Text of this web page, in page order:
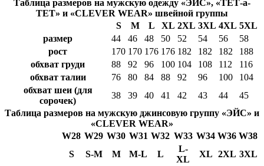
Таблица размеров на мужскую одежду «ЭЙС», «ТЕТ-а-
ТЕТ» и «CLEVER WEAR» швейной группы
S
M L XL 2XL 3XL 4XL 5XL
размер
44 46 48 50 52 54 56
58
рост
170 170 176 176 182 182 182
188
обхват груди
88 92 96 100 104 108 112
116
обхват талии
76 80 84 88 92 96 100
104
обхват шеи (для
сорочек)
38 39 40 41 42 43 44
45
Таблица размеров на мужскую джинсовую группу «ЭЙС» и
«CLEVER WEAR»
W28 W29 W30 W31 W32 W33 W34 W36 W38
S
S-M M M-L L
L-
XL
XL 2XL 3XL